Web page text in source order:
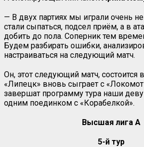
— В двух партиях мы играли очень
стали сыпаться, подсел приём, а в
добить до пола. Соперник тем
Будем разбирать ошибки,
настраиваться на следующий матч.
Он, этот следующий матч, состоится
«Липецк» вновь сыграет с
завершат программу тура наши
одним поединком с «Корабелкой».
Высшая лига А
5-й тур